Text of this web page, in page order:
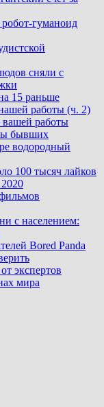
гуманоид
сняли с
15 раньше
работы (ч. 2)
вашей работы
бывших
водородный
100 тысяч лайков
с населением:
Bored Panda
экспертов
мира